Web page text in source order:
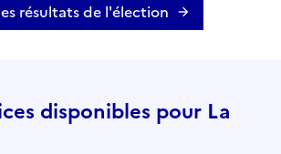
résultats de l'élection
disponibles pour La